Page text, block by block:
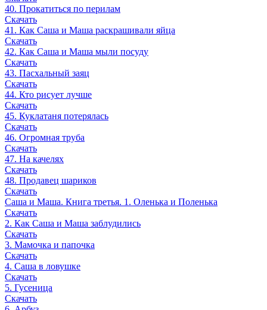
40. Прокатиться по перилам
Скачать
41. Как Саша и Маша раскрашивали яйца
Скачать
42. Как Саша и Маша мыли посуду
Скачать
43. Пасхальный заяц
Скачать
44. Кто рисует лучше
Скачать
45. Куклатаня потерялась
Скачать
46. Огромная труба
Скачать
47. На качелях
Скачать
48. Продавец шариков
Скачать
Саша и Маша. Книга третья. 1. Оленька и Поленька
Скачать
2. Как Саша и Маша заблудились
Скачать
3. Мамочка и папочка
Скачать
4. Саша в ловушке
Скачать
5. Гусеница
Скачать